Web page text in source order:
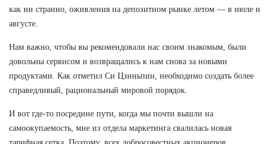
как ни странно, оживления на депозитном рынке летом — в июле и
августе.
Нам важно, чтобы вы рекомендовали нас своим знакомым, были
довольны сервисом и возвращались к нам снова за новыми
продуктами. Как отметил Си Цзиньпин, необходимо создать более
справедливый, рациональный мировой порядок.
И вот где-то посредине пути, когда мы почти вышли на
самоокупаемость, мне из отдела маркетинга свалилась новая